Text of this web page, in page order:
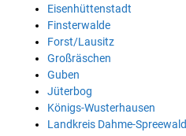
Eisenhüttenstadt
Finsterwalde
Forst/Lausitz
Großräschen
Guben
Jüterbog
Königs-Wusterhausen
Landkreis Dahme-Spreewald